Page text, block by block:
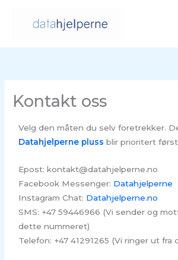
innholdet
Kontakt oss
Velg den måten du selv foretrekker.
Datahjelperne pluss blir prioritert
Epost: kontakt@datahjelperne.no
Facebook Messenger: Datahjelperne
Instagram Chat: Datahjelperne.no
SMS: +47 59446966 (Vi sender og
dette nummeret)
Telefon: +47 41291265 (Vi ringer ut